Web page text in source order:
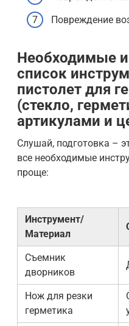
Повреждение
Необходимые
список
пистолет для
(стекло,
артикулами и
Слушай, подготовка –
все необходимые
проще:
Инструмент/
Материал
Съемник
дворников
Нож для резки
герметика